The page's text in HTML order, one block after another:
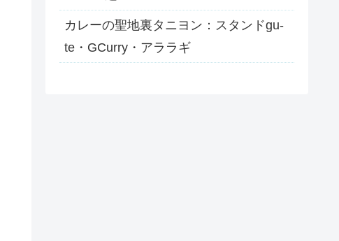
カレーの聖地裏タニヨン：スタンドgu-
te・GCurry・アララギ